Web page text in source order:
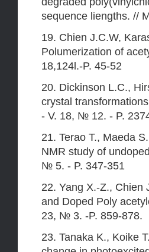
sequence liengths. //
19. Chien J.C.W,
Polumerization of
18,124l.-P. 45-52
20. Dickinson L.C.,
crystal
- V. 18, № 12. - P.
21. Terao Т., Maeda
NMR study of
№ 5. - P. 347-351
22. Yang X.-Z., Chien
and Doped Poly
23, № 3. -P. 859-878.
23. Tanaka K., Koike